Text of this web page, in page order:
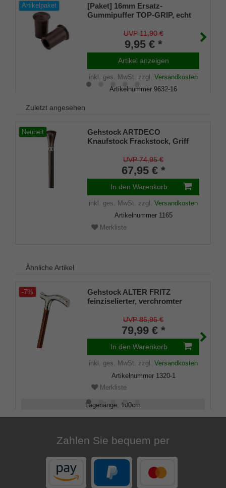
Artikelpaket
[Paket] 16mm Ersatz-
Gummipuffer TOP-GRIP, echt
UVP 11,90 €
9,95 € *
Artikel anzeigen
inkl. ges. MwSt. zzgl. Versandkosten
Artikelnummer 9632-16
Zuletzt angesehen
Neuheit
Gehstock ARTDECO
Knaufstock Frackstock, Griff
Ebenholz, Chrom-Designring
mit Perlmut/Onyx, Stock aus
Hartholz schwarz,Gummipuffer
UVP 74,95 €
67,95 € *
In den Warenkorb
inkl. ges. MwSt. zzgl. Versandkosten
Artikelnummer 1165
Merkliste
Ähnliche Artikel
-7%
Gehstock ALTER FRITZ
feinziselierter, verchromter
auf einen Stock aus
Buchenholz kirschbaumfarben
gebeizt,Chromring,inklusive
Gummipuffer.
UVP 85,95 €
79,99 € *
In den Warenkorb
inkl. ges. MwSt. zzgl. Versandkosten
Artikelnummer 1320-1
Merkliste
Lagerlänge: 100cm
Zahlen Sie bequem per